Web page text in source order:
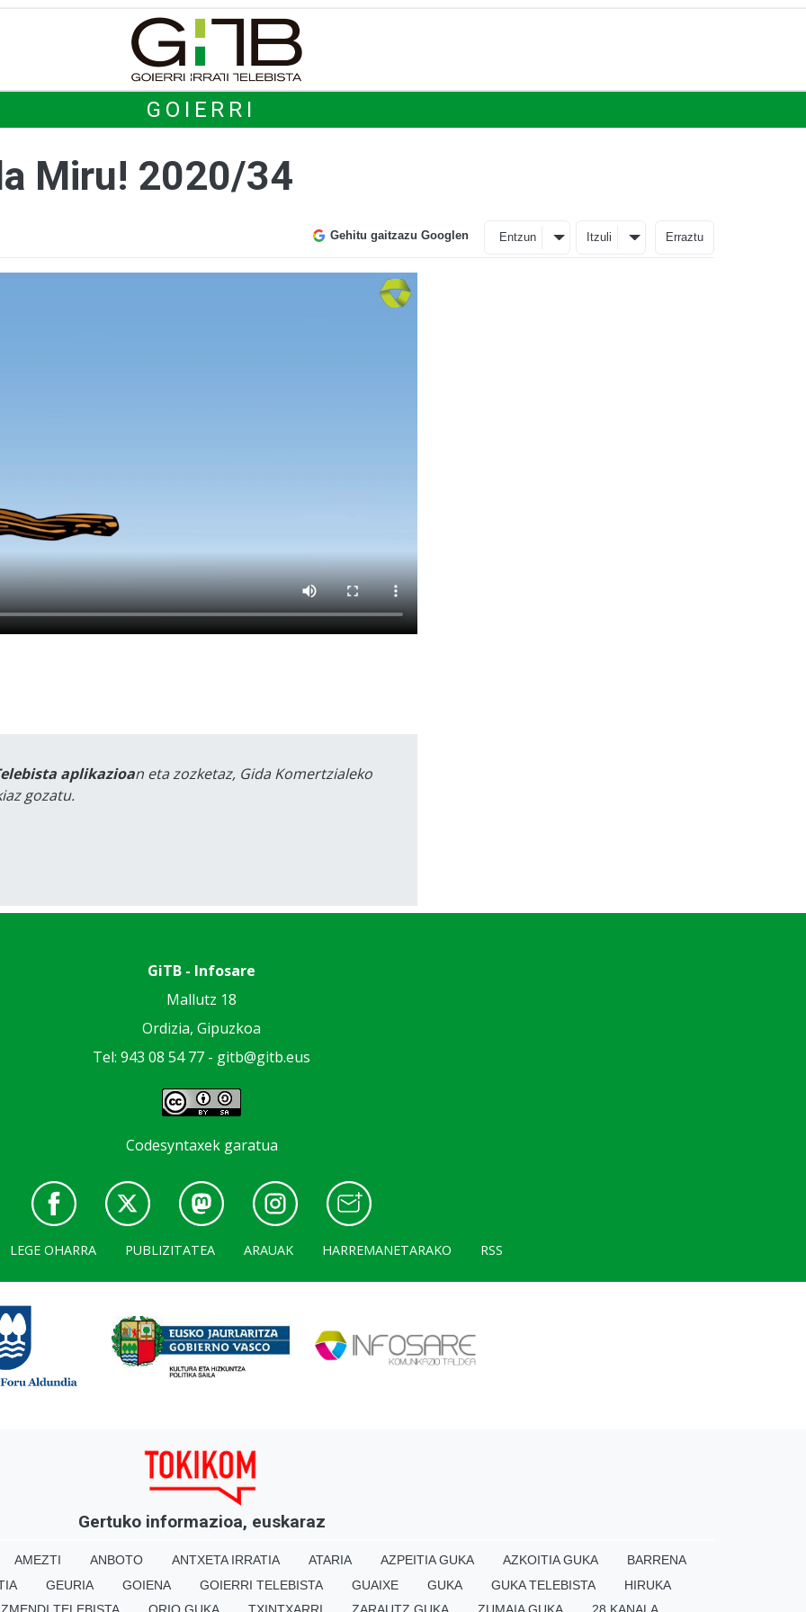
GOIERRI
Miru! 2020/34
Gehitu gaitzazu Googlen Entzun Itzuli Erraztu
aplikazioan eta zozketaz, Gida Komertzialeko
gozatu.
GiTB - Infosare
Mallutz 18
Ordizia, Gipuzkoa
Tel: 943 08 54 77 - gitb@gitb.eus
Codesyntaxek garatua
LEGE OHARRA PUBLIZITATEA ARAUAK HARREMANETARAKO RSS
Gertuko informazioa, euskaraz
AMEZTI ANBOTO ANTXETA IRRATIA ATARIA AZPEITIA GUKA AZKOITIA GUKA
BARRENA
GEURIA GOIENA GOIERRI TELEBISTA GUAIXE GUKA GUKA TELEBISTA
HIRUKA